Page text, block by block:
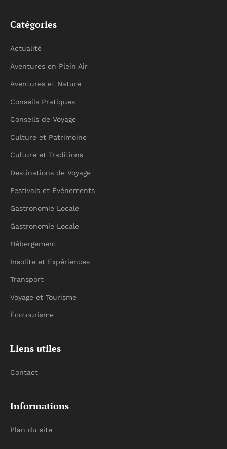
Catégories
Actualité
Aventures en Plein Air
Aventures et Nature
Conseils Pratiques
Conseils de Voyage
Culture et Patrimoine
Culture et Traditions
Destinations de Voyage
Festivals et Événements
Gastronomie Locale
Gastronomie Locale
Hébergement
Insolite et Expériences
Transport
Voyage et Tourisme
Écotourisme
Liens utiles
Contact
Informations
Plan du site